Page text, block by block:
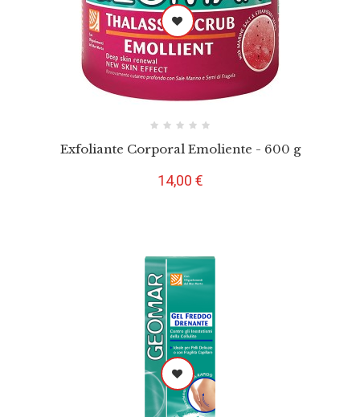
Exfoliante Corporal Emoliente - 600 g
Preço
14,00 €